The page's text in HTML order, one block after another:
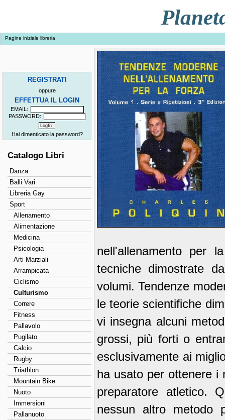
Pagine iniziale libreria
nell'allenamento per
tecniche dimostrate
volumi. Tendenze
le teorie scientifiche
vi insegna alcuni
grossi, più forti o
esclusivamente ai
ha usato per ottenere i
preparatore atletico.
nessun altro
REGISTRATI
oppure
EFFETTUA IL LOGIN
EMAIL:
PASSWORD:
Hai dimenticato la password?
Catalogo Libri
Danza
Balli Vari
Libreria Gay
Sport
Allenamento
Alimentazione
Medicina
Psicologia
Arti Marziali
Arrampicata
Ciclismo
Culturismo
Correre
Fitness
Pallavolo
Pugilato
Calcio
Rugby
Triathlon
Mountain Bike
Nuoto
Immersioni
Pallanuoto